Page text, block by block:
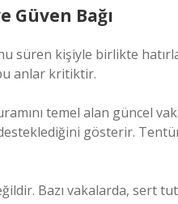
Güven Bağı
süren kişiyle birlikte
anlar kritiktir.
temel alan güncel
gösterir.
Bazı vakalarda, sert